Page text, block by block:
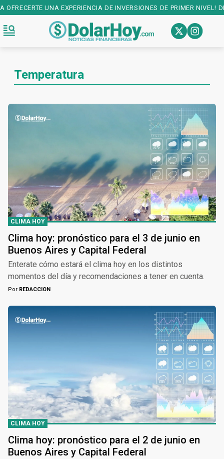
DE INVERSIONES DE PRIMER NIVEL! DESCARGALA EN: PLAY STORE
Temperatura
CLIMA HOY
Clima hoy: pronóstico para el 3 de junio en
Buenos Aires y Capital Federal
Enterate cómo estará el clima hoy en los distintos
momentos del día y recomendaciones a tener en cuenta.
Por REDACCION
CLIMA HOY
Clima hoy: pronóstico para el 2 de junio en
Buenos Aires y Capital Federal